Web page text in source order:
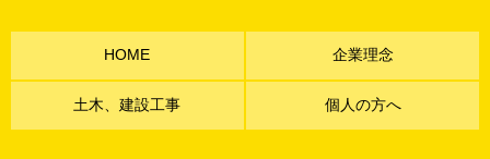
HOME 企業理念
土木、建設工事 個人の方へ